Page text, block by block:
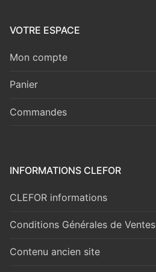
VOTRE ESPACE
Mon compte
Panier
Commandes
INFORMATIONS CLEFOR
CLEFOR informations
Conditions Générales de Ventes
Contenu ancien site